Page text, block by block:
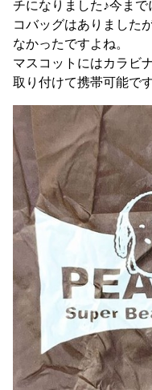
チになりました♪今ま
コバッグはありました
なかったですよね。
マスコットにはカラビ
取り付けて携帯可能です